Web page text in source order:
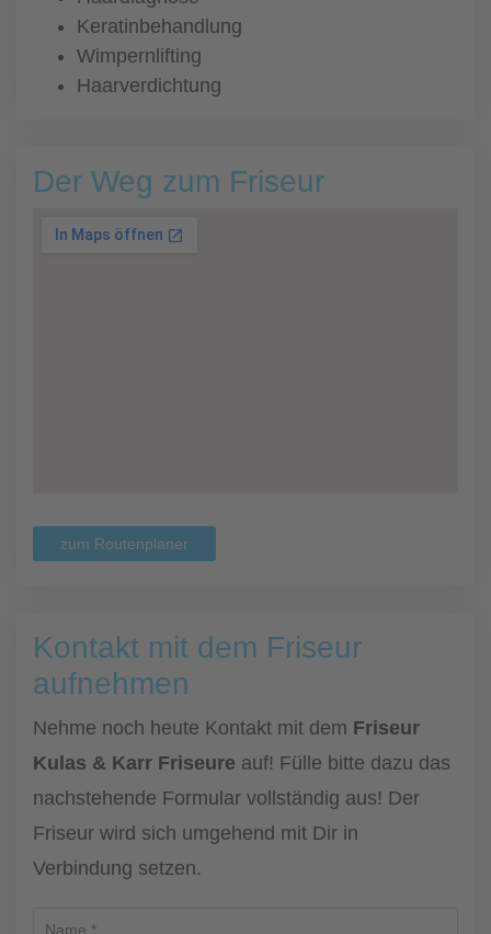
Keratinbehandlung
Wimpernlifting
Haarverdichtung
Der Weg zum Friseur
zum Routenplaner
Kontakt mit dem Friseur
aufnehmen
Nehme noch heute Kontakt mit dem Friseur
Kulas & Karr Friseure auf! Fülle bitte dazu das
nachstehende Formular vollständig aus! Der
Friseur wird sich umgehend mit Dir in
Verbindung setzen.